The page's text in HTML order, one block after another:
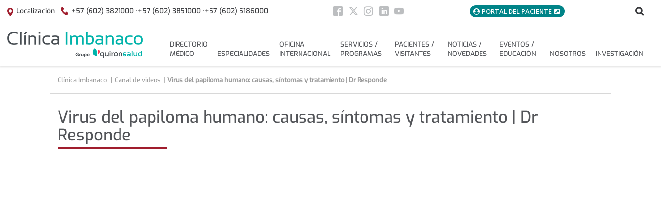
Localización +57 (602) 3821000 ·+57 (602) 3851000 ·+57 (602) 5186000
Social
menuAcceso
PORTAL DEL PACIENTE
Buscar
DIRECTORIO
MÉDICO
ESPECIALIDADES
OFICINA
INTERNACIONAL
SERVICIOS /
PROGRAMAS
PACIENTES /
VISITANTES
NOTICIAS /
NOVEDADES
EVENTOS /
EDUCACIÓN
NOSOTROS INVESTIGACIÓN
Clínica Imbanaco Canal de videos Virus del papiloma humano: causas, síntomas y tratamiento | Dr Responde
Virus del papiloma humano: causas, síntomas y tratamiento | Dr
Responde